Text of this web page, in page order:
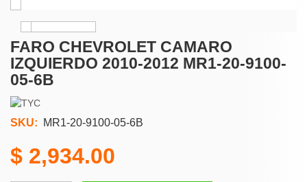
FARO CHEVROLET CAMARO
IZQUIERDO 2010-2012 MR1-20-9100-
05-6B
SKU: MR1-20-9100-05-6B
2,934.00